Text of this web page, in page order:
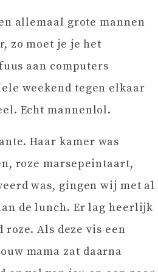
allemaal grote mannen
zo moet je je het
aan computers
weekend tegen elkaar
Echt mannenlol.
Haar kamer was
roze marsepeintaart,
was, gingen wij met al
de lunch. Er lag heerlijk
Als deze vis een
mama zat daarna